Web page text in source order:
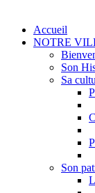
Accueil
NOTRE
Son
Sa
Son